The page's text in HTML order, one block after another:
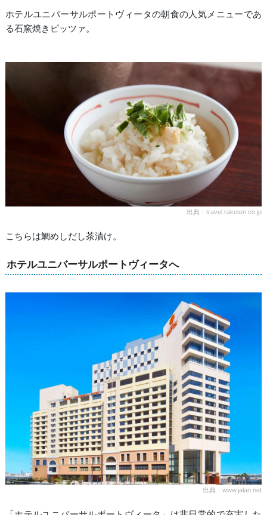
ホテルユニバーサルポートヴィータの朝食の人気メニューであ
る石窯焼きピッツァ。
出典：travel.rakuten.co.jp
こちらは鯛めしだし茶漬け。
ホテルユニバーサルポートヴィータへ
出典：www.jalan.net